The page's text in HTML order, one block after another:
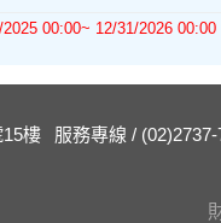
2025 00:00~ 12/31/2026 00:00
樓 服務專線 / (02)2737-